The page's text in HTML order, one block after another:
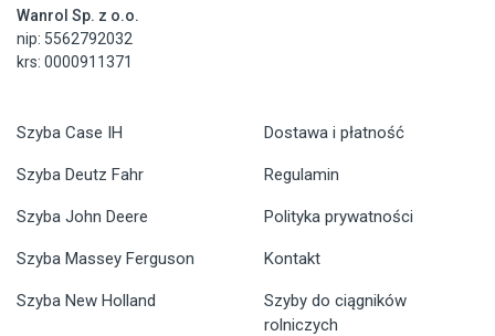
Wanrol Sp. z o.o.
nip: 5562792032
krs: 0000911371
Szyba Case IH
Szyba Deutz Fahr
Szyba John Deere
Szyba Massey Ferguson
Szyba New Holland
Dostawa i płatność
Regulamin
Polityka prywatności
Kontakt
Szyby do ciągników
rolniczych